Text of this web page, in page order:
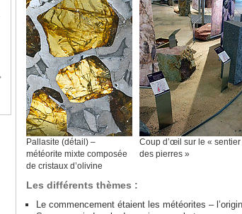
Pallasite (détail) –
météorite mixte composée
de cristaux d’olivine
Coup d’œil sur le « sentier
des pierres »
Les différents thèmes :
Le commencement étaient les météorites –